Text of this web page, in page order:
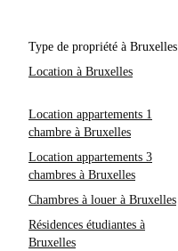
Type de propriété à Bruxelles
Location à Bruxelles
Location appartements 1
chambre à Bruxelles
Location appartements 3
chambres à Bruxelles
Chambres à louer à Bruxelles
Résidences étudiantes à
Bruxelles